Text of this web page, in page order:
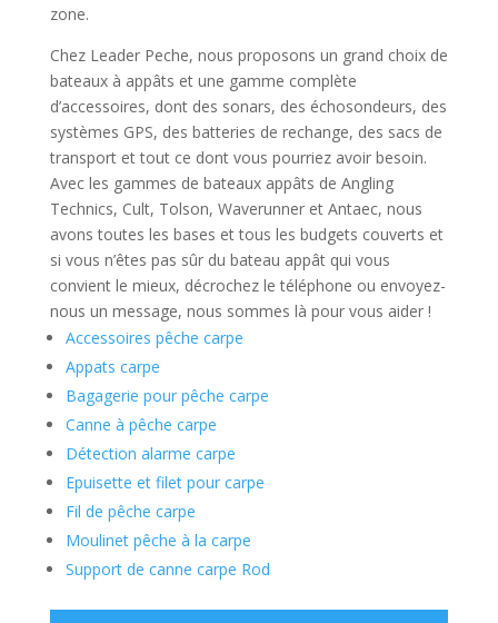
zone.
Chez Leader Peche, nous proposons un grand choix de
bateaux à appâts et une gamme complète
d’accessoires, dont des sonars, des échosondeurs, des
systèmes GPS, des batteries de rechange, des sacs de
transport et tout ce dont vous pourriez avoir besoin.
Avec les gammes de bateaux appâts de Angling
Technics, Cult, Tolson, Waverunner et Antaec, nous
avons toutes les bases et tous les budgets couverts et
si vous n’êtes pas sûr du bateau appât qui vous
convient le mieux, décrochez le téléphone ou envoyez-
nous un message, nous sommes là pour vous aider !
Accessoires pêche carpe
Appats carpe
Bagagerie pour pêche carpe
Canne à pêche carpe
Détection alarme carpe
Epuisette et filet pour carpe
Fil de pêche carpe
Moulinet pêche à la carpe
Support de canne carpe Rod